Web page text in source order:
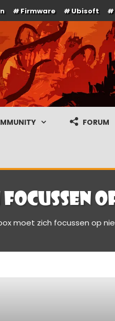
Firmware Ubisoft
FORUM
moet zich focussen op